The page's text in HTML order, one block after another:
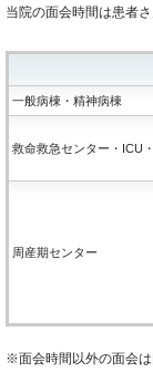
当院の面会時間は患者
一般病棟・精神病棟
救命救急センター・ICU
周産期センター
※面会時間以外の面会は